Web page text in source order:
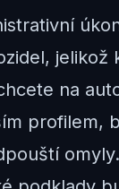
jelikož
na
profilem,